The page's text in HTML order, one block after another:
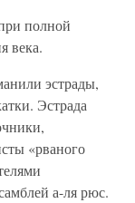
полной
века.
эстрады,
Эстрада
«рваного
а-ля рюс.